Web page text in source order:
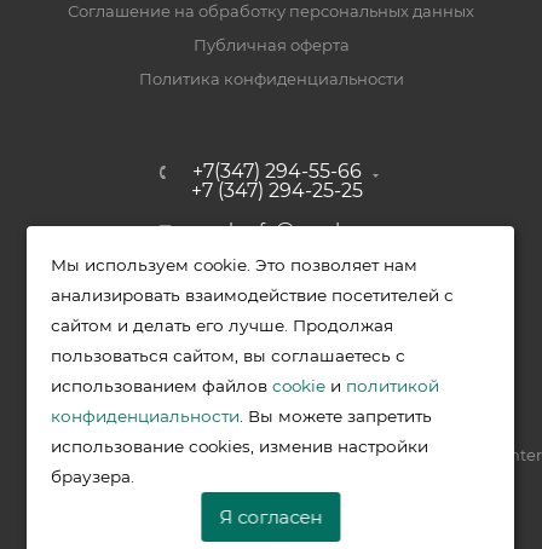
Соглашение на обработку персональных данных
Публичная оферта
Политика конфиденциальности
+7(347) 294-55-66
+7 (347) 294-25-25
upak-ufa@yandex.ru
Уфимский район, с. Зубово, ул.
Полевая, д. 44/2, к. 2
2026 © Меркурий - упаковочная продукция от ведущих
производителей в Уфе
Разработка —
VIS.center
Мы используем cookie. Это позволяет нам
анализировать взаимодействие посетителей с
сайтом и делать его лучше. Продолжая
пользоваться сайтом, вы соглашаетесь с
использованием файловcookie и политикой
конфиденциальности . Вы можете запретить
использование cookies, изменив настройки
браузера.
Я согласен